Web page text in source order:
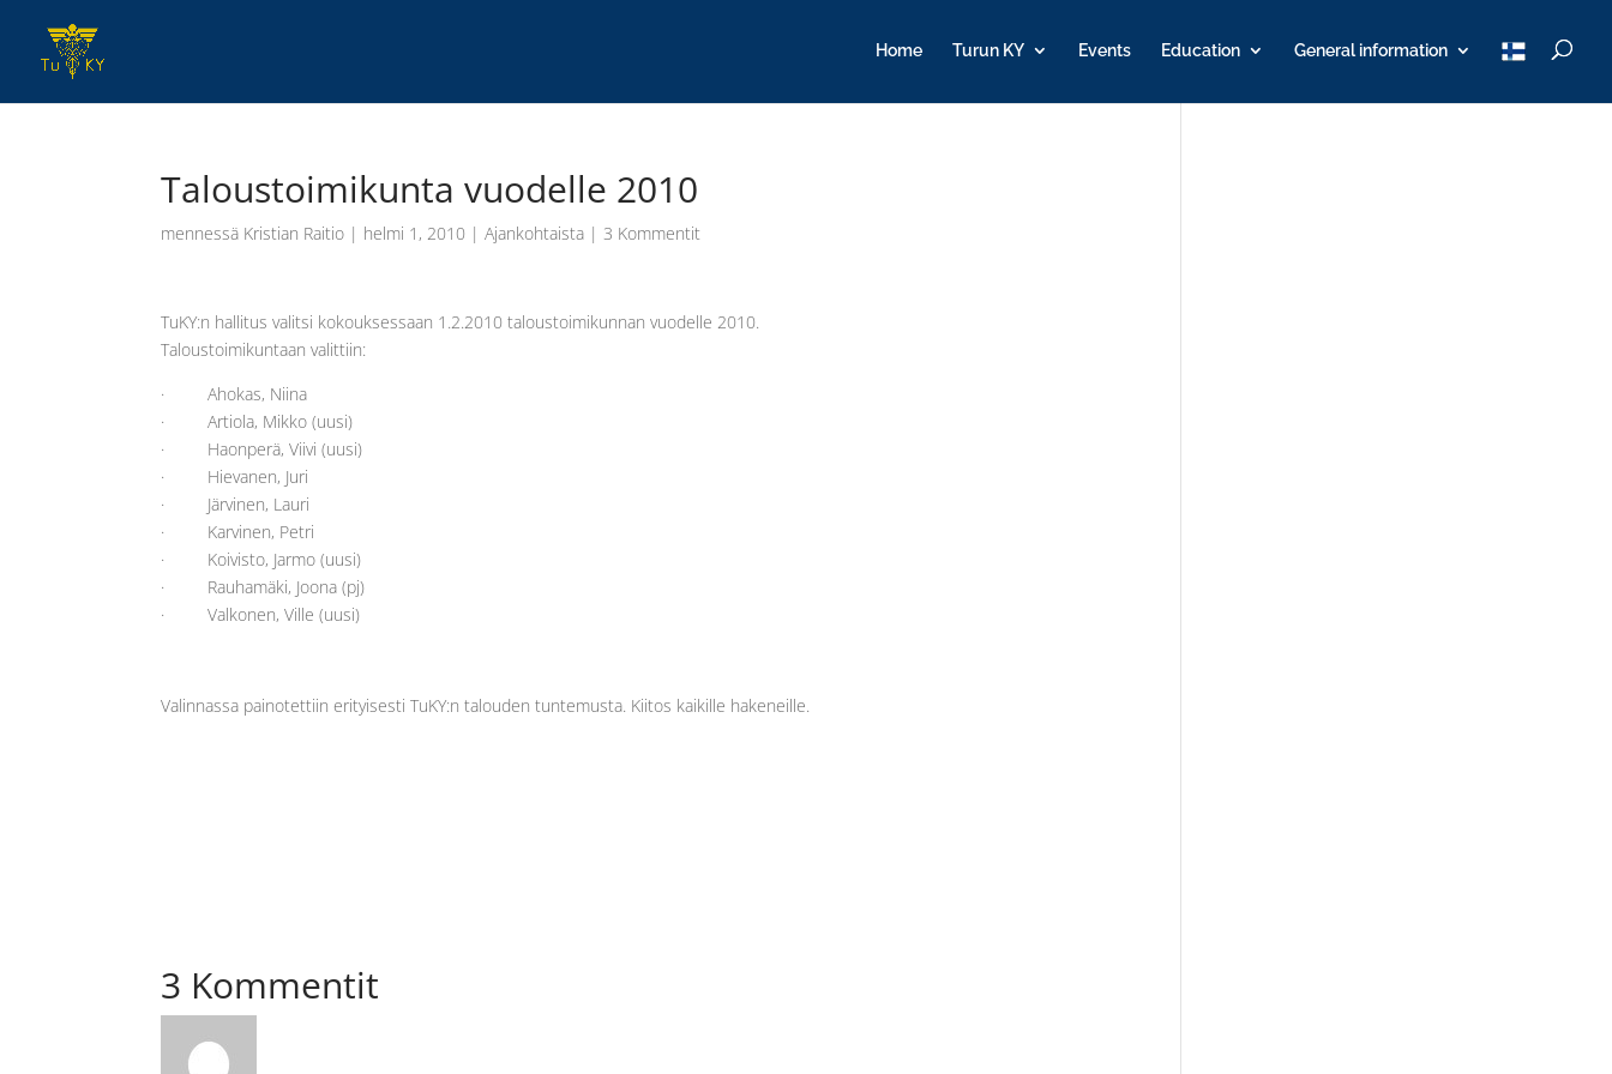
Home Turun KY Events Education General information
T
u
Taloustoimikunta vuodelle 2010
mennessä Kristian Raitio | helmi 1, 2010 |Ajankohtaista |3 Kommentit
TuKY:n hallitus valitsi kokouksessaan 1.2.2010 taloustoimikunnan vuodelle 2010.
Taloustoimikuntaan valittiin:
· Ahokas, Niina
· Artiola, Mikko (uusi)
· Haonperä, Viivi (uusi)
· Hievanen, Juri
· Järvinen, Lauri
· Karvinen, Petri
· Koivisto, Jarmo (uusi)
· Rauhamäki, Joona (pj)
· Valkonen, Ville (uusi)
Valinnassa painotettiin erityisesti TuKY:n talouden tuntemusta. Kiitos kaikille hakeneille.
3 Kommentit